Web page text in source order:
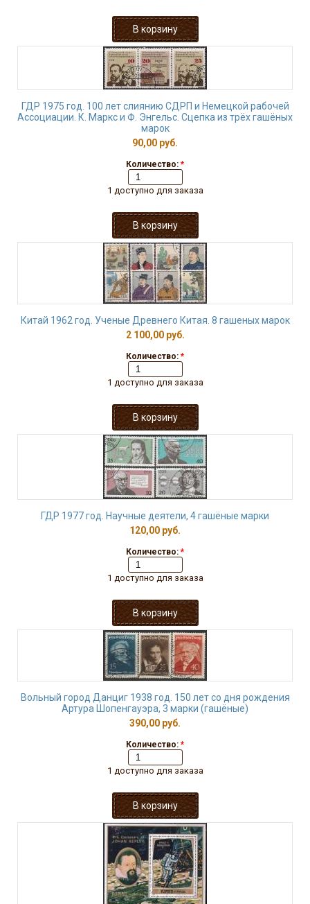
ГДР 1975 год. 100 лет слиянию СДРП и Немецкой рабочей
Ассоциации. К. Маркс и Ф. Энгельс. Сцепка из трёх гашёных
марок
90,00 руб.
Количество: *
1 доступно для заказа
Китай 1962 год. Ученые Древнего Китая. 8 гашеных марок
2 100,00 руб.
Количество: *
1 доступно для заказа
ГДР 1977 год. Научные деятели, 4 гашёные марки
120,00 руб.
Количество: *
1 доступно для заказа
Вольный город Данциг 1938 год. 150 лет со дня рождения
Артура Шопенгауэра, 3 марки (гашёные)
390,00 руб.
Количество: *
1 доступно для заказа